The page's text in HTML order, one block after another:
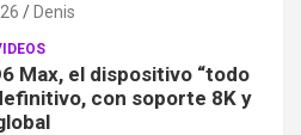
Denis
Max, el dispositivo “todo
con soporte 8K y